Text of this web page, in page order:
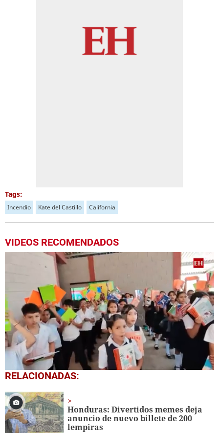
Tags:
Incendio Kate del Castillo California
VIDEOS RECOMENDADOS
0
seconds
1
minute,
56
seconds
RELACIONADAS:
Honduras: Divertidos memes deja
anuncio de nuevo billete de 200
lempiras